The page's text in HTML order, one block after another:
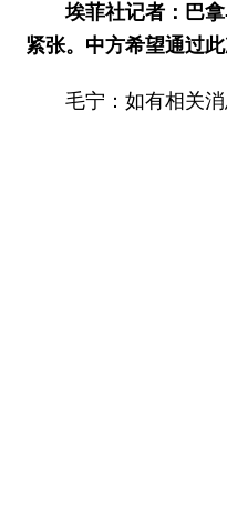
埃菲社记者：巴
紧张。中方希望通过
毛宁：如有相关